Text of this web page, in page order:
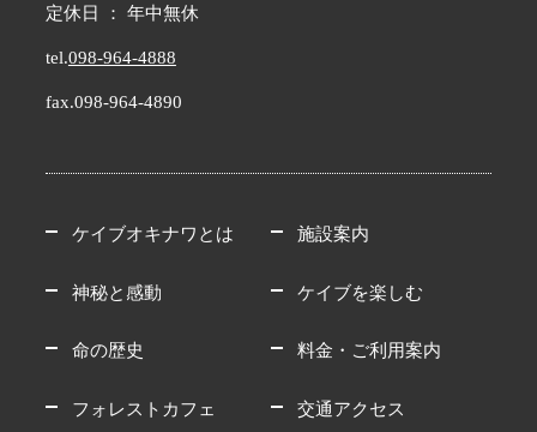
定休日 ： 年中無休
tel.098-964-4888
fax.098-964-4890
ケイブオキナワとは 施設案内
神秘と感動 ケイブを楽しむ
命の歴史 料金・ご利用案内
フォレストカフェ 交通アクセス